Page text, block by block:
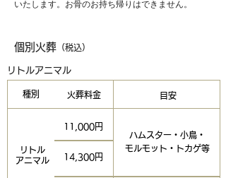
いたします。お骨のお持ち帰りはできません。
個別火葬 （税込）
リトルアニマル
種別 火葬料金 目安
リトル
アニマル
11,000円
14,300円
ハムスター・小鳥・
モルモット・トカゲ等